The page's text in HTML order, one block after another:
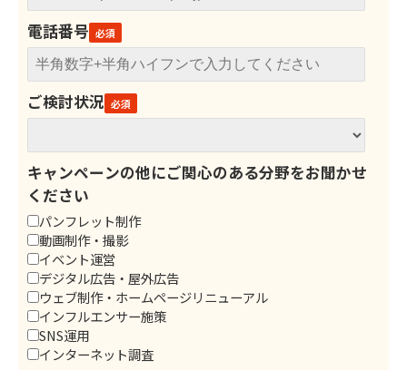
電話番号
ご検討状況
キャンペーンの他にご関心のある分野をお聞かせ
ください
パンフレット制作
動画制作・撮影
イベント運営
デジタル広告・屋外広告
ウェブ制作・ホームページリニューアル
インフルエンサー施策
SNS運用
インターネット調査